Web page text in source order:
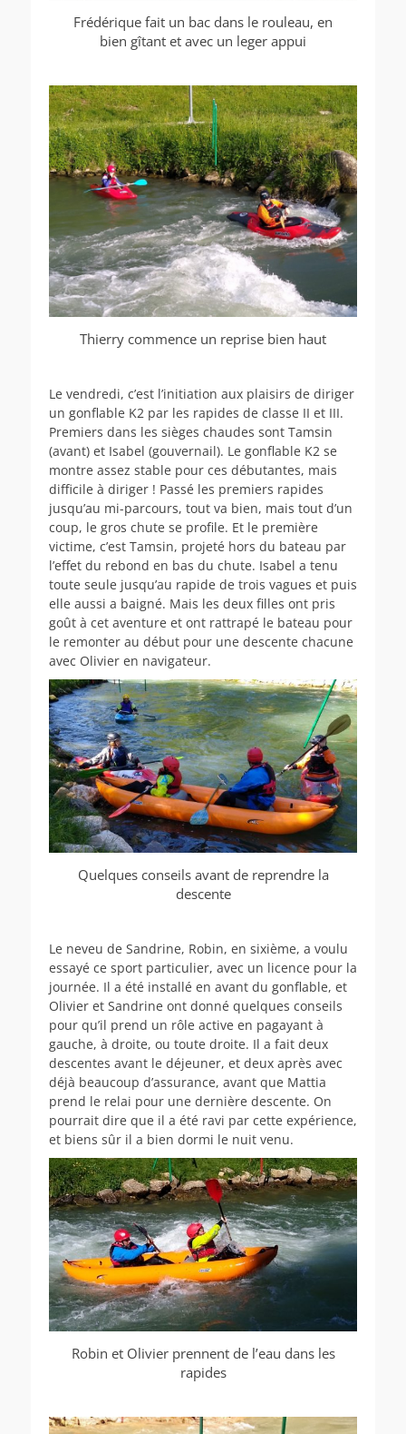
Frédérique fait un bac dans le rouleau, en
bien gîtant et avec un leger appui
Thierry commence un reprise bien haut
Le vendredi, c’est l’initiation aux plaisirs de diriger
un gonflable K2 par les rapides de classe II et III.
Premiers dans les sièges chaudes sont Tamsin
(avant) et Isabel (gouvernail). Le gonflable K2 se
montre assez stable pour ces débutantes, mais
difficile à diriger ! Passé les premiers rapides
jusqu’au mi-parcours, tout va bien, mais tout d’un
coup, le gros chute se profile. Et le première
victime, c’est Tamsin, projeté hors du bateau par
l’effet du rebond en bas du chute. Isabel a tenu
toute seule jusqu’au rapide de trois vagues et puis
elle aussi a baigné. Mais les deux filles ont pris
goût à cet aventure et ont rattrapé le bateau pour
le remonter au début pour une descente chacune
avec Olivier en navigateur.
Quelques conseils avant de reprendre la
descente
Le neveu de Sandrine, Robin, en sixième, a voulu
essayé ce sport particulier, avec un licence pour la
journée. Il a été installé en avant du gonflable, et
Olivier et Sandrine ont donné quelques conseils
pour qu’il prend un rôle active en pagayant à
gauche, à droite, ou toute droite. Il a fait deux
descentes avant le déjeuner, et deux après avec
déjà beaucoup d’assurance, avant que Mattia
prend le relai pour une dernière descente. On
pourrait dire que il a été ravi par cette expérience,
et biens sûr il a bien dormi le nuit venu.
Robin et Olivier prennent de l’eau dans les
rapides